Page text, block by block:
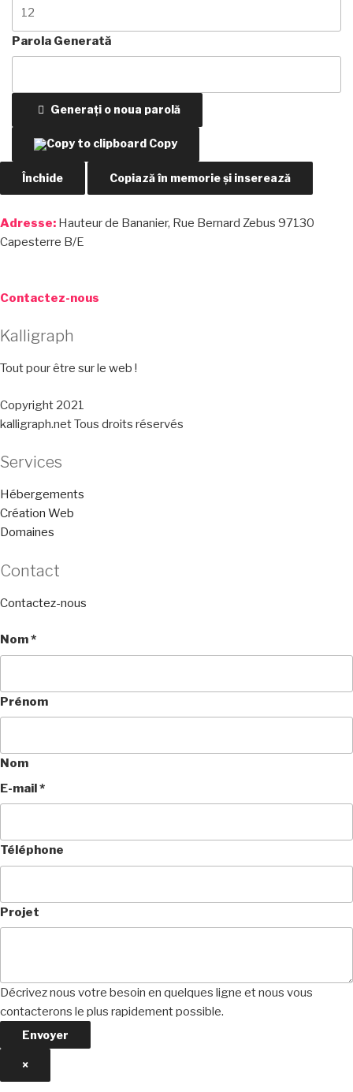
Parola Generată
Generați o noua parolă
Copy
Închide Copiază în memorie și inserează
Adresse: Hauteur de Bananier, Rue Bernard Zebus 97130
Capesterre B/E
Contactez-nous
Kalligraph
Tout pour être sur le web !
Copyright 2021
kalligraph.net Tous droits réservés
Services
Hébergements
Création Web
Domaines
Contact
Contactez-nous
Nom*
Prénom
Nom
E-mail*
Téléphone
Projet
Décrivez nous votre besoin en quelques ligne et nous vous
contacterons le plus rapidement possible.
Envoyer
×